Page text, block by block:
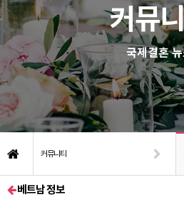
커뮤
국제결혼
커뮤니티
베트남 정보